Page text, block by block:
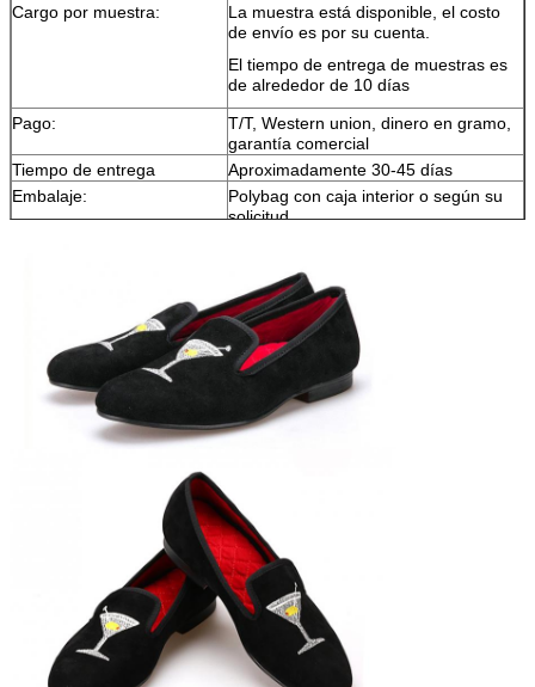
Cargo por muestra:
La muestra está disponible, el costo
de envío es por su cuenta.
El tiempo de entrega de muestras es
de alrededor de 10 días
Pago:
T/T, Western union, dinero en gramo,
garantía comercial
Tiempo de entrega
Aproximadamente 30-45 días
Embalaje:
Polybag con caja interior o según su
solicitud